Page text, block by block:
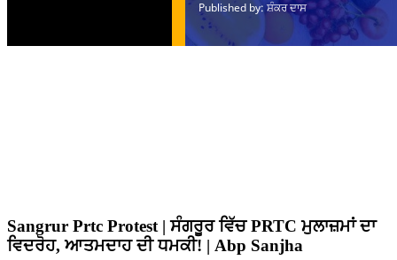
Sangrur Prtc Protest | ਸੰਗਰੂਰ ਵਿੱਚ PRTC ਮੁਲਾਜ਼ਮਾਂ ਦਾ
ਵਿਦਰੋਹ, ਆਤਮਦਾਹ ਦੀ ਧਮਕੀ! | Abp Sanjha